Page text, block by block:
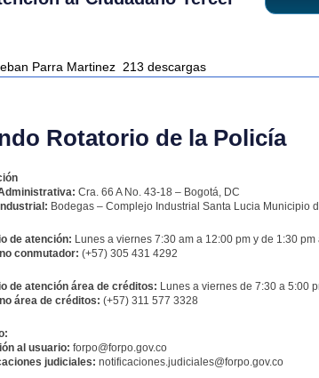
Parra Martinez 213 descargas
Rotatorio de la Policía
Cra. 66 A No. 43-18 – Bogotá, DC
Bodegas – Complejo Industrial Santa Lucia Municipio
de atención: Lunes a viernes 7:30 am a 12:00 pm y de 1:30 pm
conmutador: (+57) 305 431 4292
de atención área de créditos: Lunes a viernes de 7:30 a 5:00
área de créditos: (+57) 311 577 3328
al usuario: forpo@forpo.gov.co
judiciales: notificaciones.judiciales@forpo.gov.co